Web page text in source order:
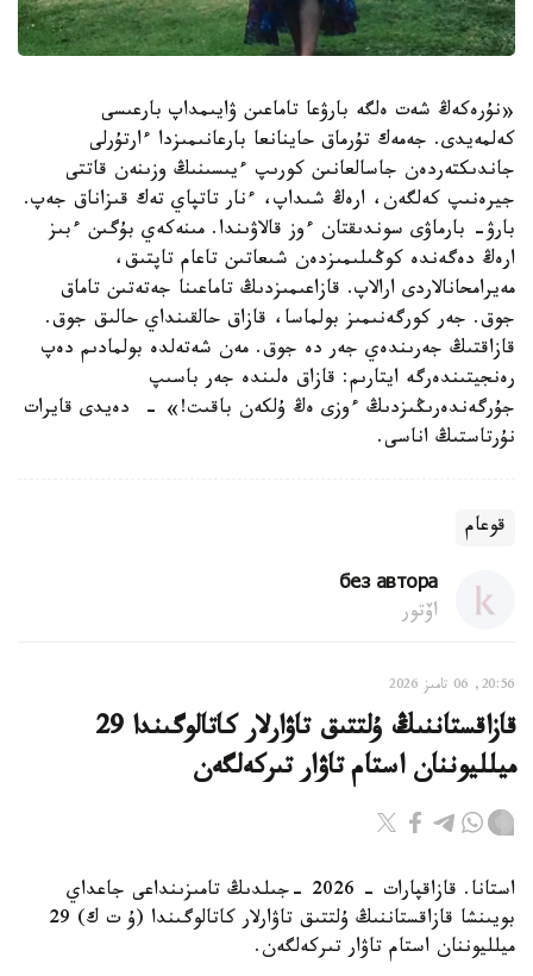
«نۇرەكەڭ شەت ەلگە بارۋعا تاماعىن ۋايىمداپ بارعىسى
كەلمەيدى. جەمەك تۇرماق حاينانعا بارعانىمىزدا ءارتۇرلى
جاندىكتەردەن جاسالعانىن كورىپ ءيىسىنىڭ وزىنەن قاتتى
جيرەنىپ كەلگەن، ارەڭ شىداپ، ءنار تاتپاي تەك قىزاناق جەپ.
بارۋ- بارماۋى سوندىقتان ءوز قالاۋىندا. مىنەكەي بۇگىن ءبىز
ارەڭ دەگەندە كوڭىلىمىزدەن شىعاتىن تاعام تاپتىق،
مەيرامحانالاردى ارالاپ. قازاعىمىزدىڭ تاماعىنا جەتەتىن تاماق
جوق. جەر كورگەنىمىز بولماسا، قازاق حالقىنداي حالىق جوق.
قازاقتىڭ جەرىندەي جەر دە جوق. مەن شەتەلدە بولمادىم دەپ
رەنجيتىندەرگە ايتارىم: قازاق ەلىندە جەر باسىپ
جۇرگەندەرىڭىزدىڭ ءوزى ەڭ ۇلكەن باقىت!» - دەيدى قايرات
نۇرتاستىڭ اناسى.
قوعام
без автора
اۆتور
20:56, 06 تامىز 2026
قازاقستاننىڭ ۇلتتىق تاۋارلار كاتالوگىندا 29
ميلليوننان استام تاۋار تىركەلگەن
استانا. قازاقپارات - 2026 -جىلدىڭ تامىزىنداعى جاعداي
بويىنشا قازاقستاننىڭ ۇلتتىق تاۋارلار كاتالوگىندا (ۇ ت ك) 29
ميلليوننان استام تاۋار تىركەلگەن.